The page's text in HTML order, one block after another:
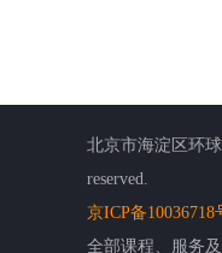
北京市海淀区环
reserved.
京ICP备10036718
全部课程、服务